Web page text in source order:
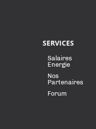
SERVICES
Salaires
Energie
Nos
Partenaires
Forum